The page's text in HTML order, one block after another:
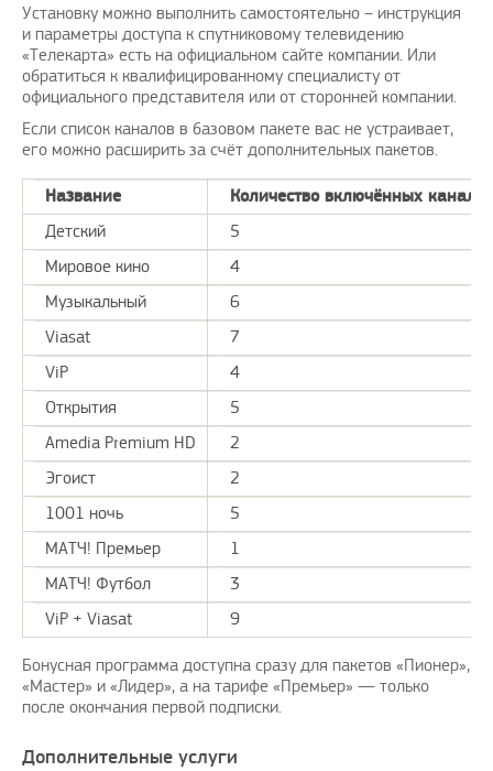
Установку можно выполнить самостоятельно – инструкция
и параметры доступа к спутниковому телевидению
«Телекарта» есть на официальном сайте компании. Или
обратиться к квалифицированному специалисту от
официального представителя или от сторонней компании.
Если список каналов в базовом пакете вас не устраивает,
его можно расширить за счёт дополнительных пакетов.
Название
Количество включённых каналов
Детский
5
Мировое кино
4
Музыкальный
6
Viasat
7
ViP
4
Открытия
5
Amedia Premium HD
2
Эгоист
2
1001 ночь
5
МАТЧ! Премьер
1
МАТЧ! Футбол
3
ViP + Viasat
9
Бонусная программа доступна сразу для пакетов «Пионер»,
«Мастер» и «Лидер», а на тарифе «Премьер» — только
после окончания первой подписки.
Дополнительные услуги